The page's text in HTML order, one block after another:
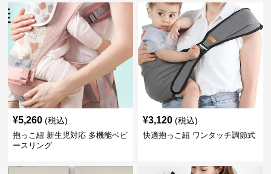
¥5,260 (税込)
抱っこ紐 新生児対応 多機能ベビ
ースリング
¥3,120 (税込)
快適抱っこ紐 ワンタッチ調節式